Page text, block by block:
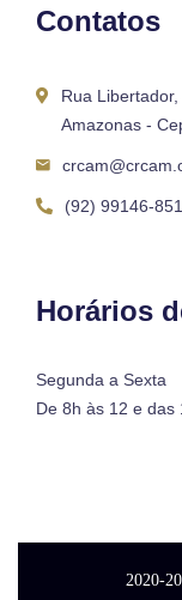
Contatos
Rua
Amazonas -
(92) 99146-
Horários
Segunda a Sexta
De 8h às 12 e das
2020-